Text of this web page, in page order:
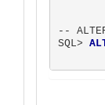
--
SQL>